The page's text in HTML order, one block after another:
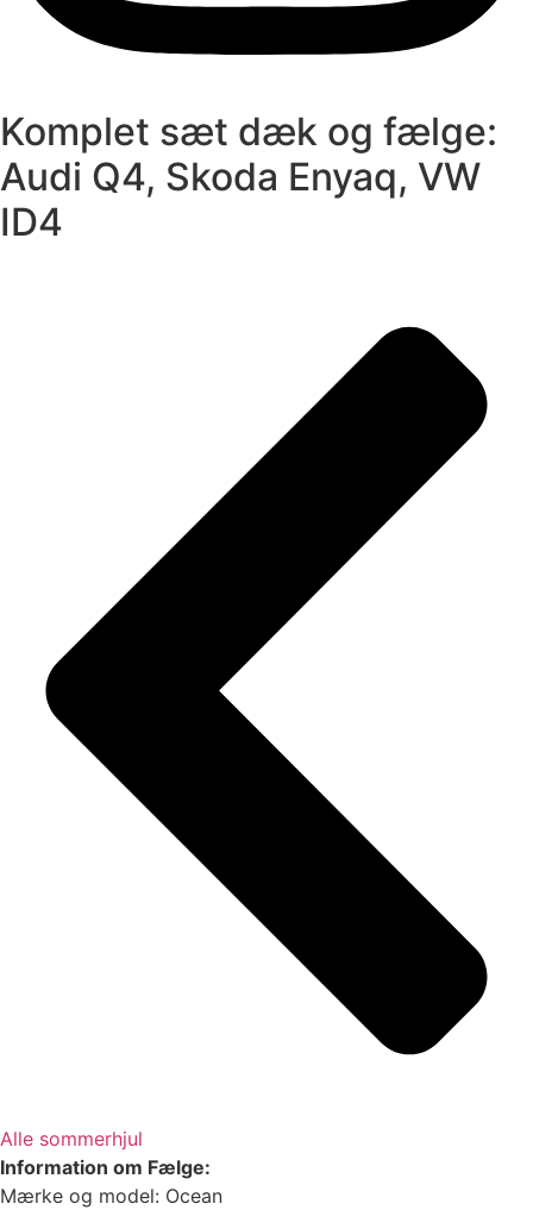
Komplet sæt dæk og fælge:
Audi Q4, Skoda Enyaq, VW
ID4
Alle sommerhjul
Information om Fælge:
Mærke og model: Ocean